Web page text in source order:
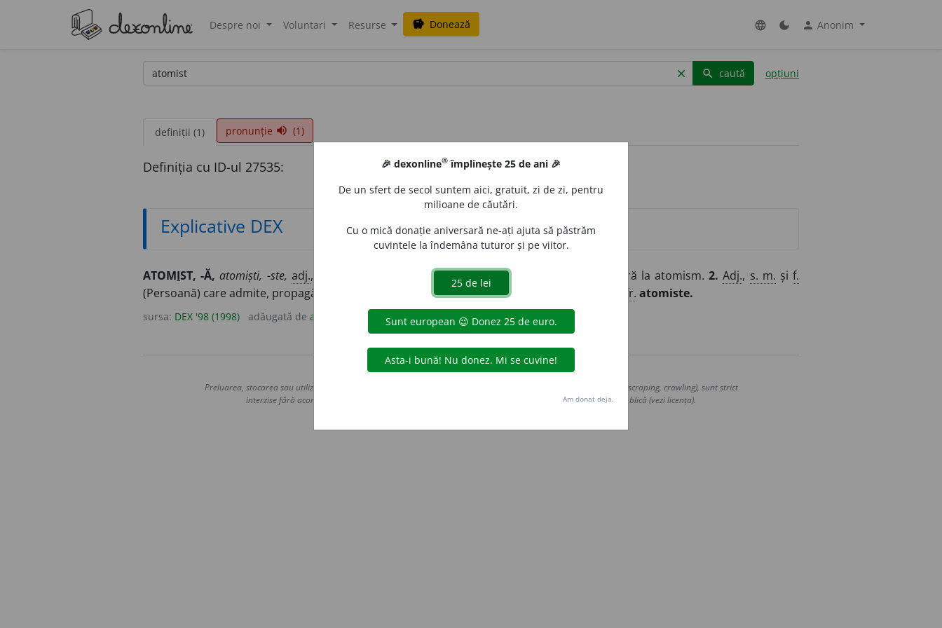
Despre noi Voluntari Resurse savings Donează language dark_mode person Anonim
clear search caută opțiuni
definiții (1) pronunție volume_up (1)
Definiția cu ID-ul 27535:
Explicative DEX
ATOMIST, -Ă, atomiști, -ste, adj., Care aparține atomismului, care se referă la atomism.2. Adj., s. m. șif.
(Persoană) care admite, propagă, susține atomismul;
spec.specialist în fizica atomică. – Din fr. atomiste.
sursa: DEX '98 (1998) adăugată de ana_zecheru acțiuni
Copyright © 2004-2026 dexonline (https://dexonline.ro)
Preluarea, stocarea sau utilizarea datelor de pe acest site, inclusiv prin orice metode de extragere automată (web scraping, crawling), sunt strict
interzise fără acordul nostru prealabil scris, cu excepția seturilor de date oferite oficial spre utilizare publică (vezi licența).
🎉 dexonline® împlinește 25 de ani 🎉
De un sfert de secol suntem aici, gratuit, zi de zi, pentru
milioane de căutări.
Cu o mică donație aniversară ne-ați ajuta să păstrăm
cuvintele la îndemâna tuturor și pe viitor.
Am donat deja.